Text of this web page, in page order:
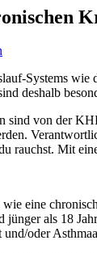
Systems
deshalb
sind von der
rauchst. Mit
eine
als 18
oder